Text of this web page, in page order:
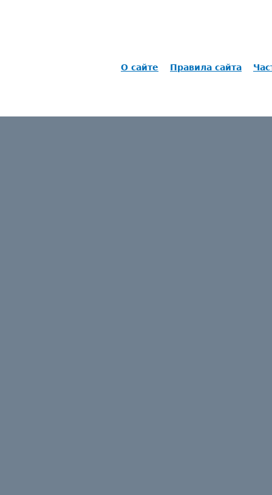
О сайте Правила сайта